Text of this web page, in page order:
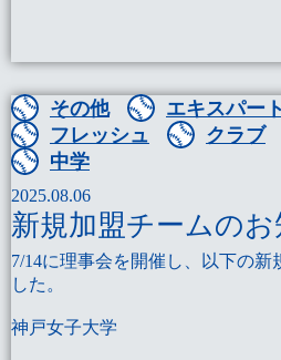
その他 エキスパート
フレッシュ
クラブ
中学
2025.08.06
新規加盟チームの
7/14に理事会を開催し、以下の新
した。
神戸女子大学